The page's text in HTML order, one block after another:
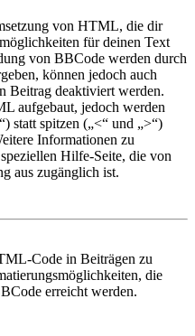
von HTML, die dir
für deinen Text
von BBCode werden durch
können jedoch auch
Beitrag deaktiviert werden.
aufgebaut, jedoch werden
statt spitzen („<“ und „>“)
Informationen zu
Hilfe-Seite, die von
aus zugänglich ist.
Code in Beiträgen zu
die
erreicht werden.